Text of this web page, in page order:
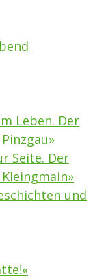
Leben. Der
Seite. Der
und